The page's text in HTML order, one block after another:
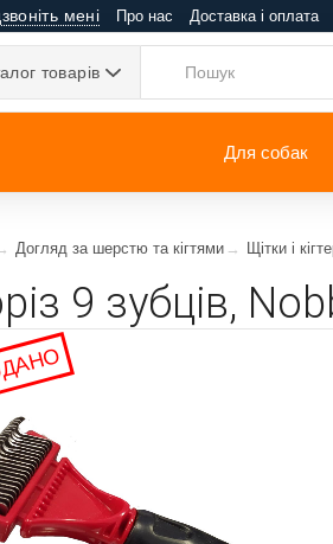
мені Про нас Доставка і оплата
товарів
Для собак
Догляд за шерстю та кігтями Щітки і
9 зубців,